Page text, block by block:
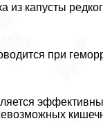
из капусты
при